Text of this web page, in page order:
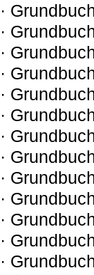
·
·
·
·
·
·
·
·
·
·
·
·
·